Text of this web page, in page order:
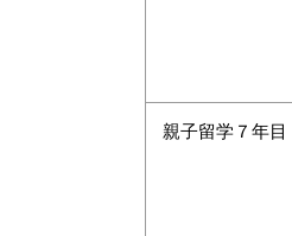
親子留学７年目